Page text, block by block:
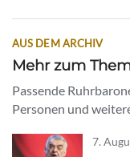
AUS DEM ARCHIV
Mehr zum
Passende
Personen und
7.